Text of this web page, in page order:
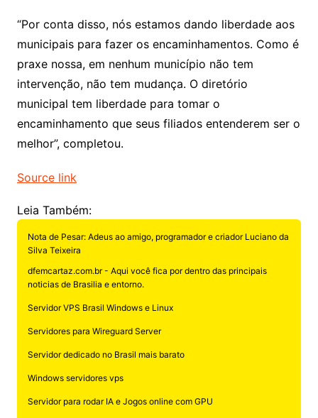
“Por conta disso, nós estamos dando liberdade aos
municipais para fazer os encaminhamentos. Como é
praxe nossa, em nenhum município não tem
intervenção, não tem mudança. O diretório
municipal tem liberdade para tomar o
encaminhamento que seus filiados entenderem ser o
melhor”, completou.
Source link
Leia Também:
Nota de Pesar: Adeus ao amigo, programador e criador Luciano da
Silva Teixeira
dfemcartaz.com.br - Aqui você fica por dentro das principais
noticias de Brasilia e entorno.
Servidor VPS Brasil Windows e Linux
Servidores para Wireguard Server
Servidor dedicado no Brasil mais barato
Windows servidores vps
Servidor para rodar IA e Jogos online com GPU